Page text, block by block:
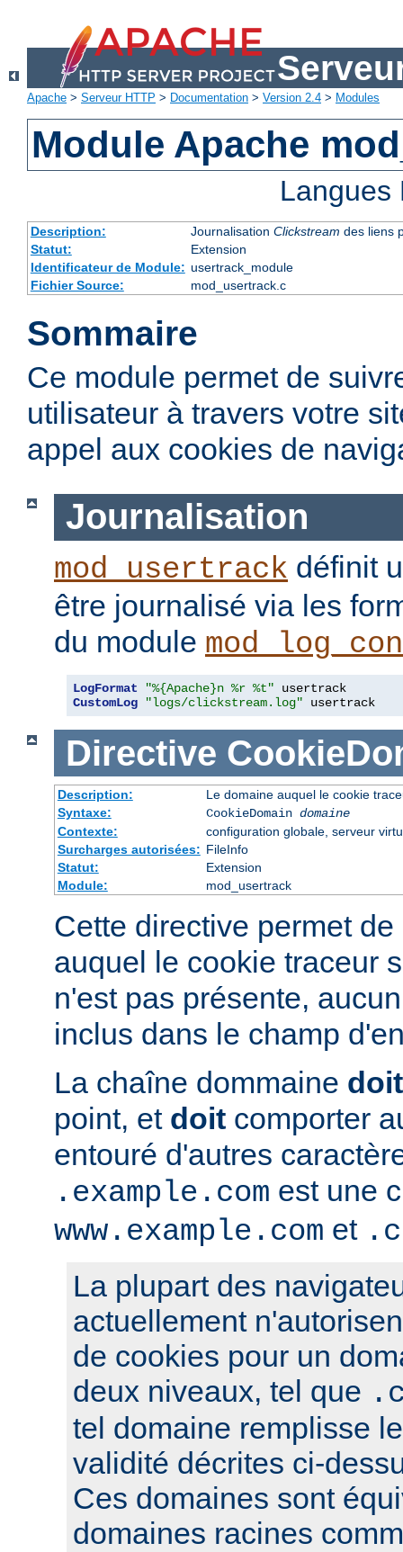
Apache > Serveur HTTP > Documentation > Version 2.4 > Modules
Module Apache
Description: Journalisation Clickstream des liens
Statut:
Extension
Identificateur de Module: usertrack_module
Fichier Source:
mod_usertrack.c
Sommaire
Ce module permet de
utilisateur à travers votre
appel aux cookies de
Journalisation
mod_usertrack définit
être journalisé via les
du module
LogFormat "%{Apache}n %r %t"
CustomLog
"logs/clickstream.log" usertrack
Directive
Description:
Le domaine auquel le cookie
Syntaxe:
CookieDomain domaine
Contexte:
configuration globale, serveur
Surcharges autorisées: FileInfo
Statut:
Extension
Module:
mod_usertrack
Cette directive permet
auquel le cookie traceur
n'est pas présente,
inclus dans le champ
La chaîne dommaine doit
point, et doit comporter
entouré d'autres
.example.com est une
www.example.com et
La plupart des
actuellement
de cookies pour un
deux niveaux, tel que
tel domaine remplisse
validité décrites ci-
Ces domaines sont
domaines racines